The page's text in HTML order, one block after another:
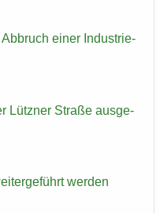
einer In­dus­trie­
Lütz­ner Stra­ße aus­ge­
wer­den